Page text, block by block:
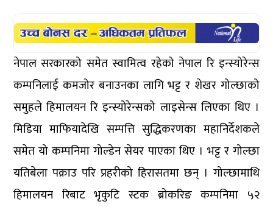
नेपाल सरकारको समेत स्वामित्व रहेको नेपाल रि इन्स्योरेन्स
कम्पनिलाई कमजोर बनाउनका लागि भट्ट र शेखर गोल्छाको
समुहले हिमालयन रि इन्स्योरेन्सको लाइसेन्स लिएका थिए ।
मिडिया माफियादेखि सम्पत्ति सुद्धिकरणका महानिर्देशकले
समेत यो कम्पनिमा गोल्डेन सेयर पाएका थिए । भट्ट र गोल्छा
यतिबेला पक्राउ परि प्रहरीको हिरासतमा छन् । गोल्छामाथि
हिमालयन रिबाट भृकुटि स्टक ब्रोकरिङ कम्पनिमा ५२